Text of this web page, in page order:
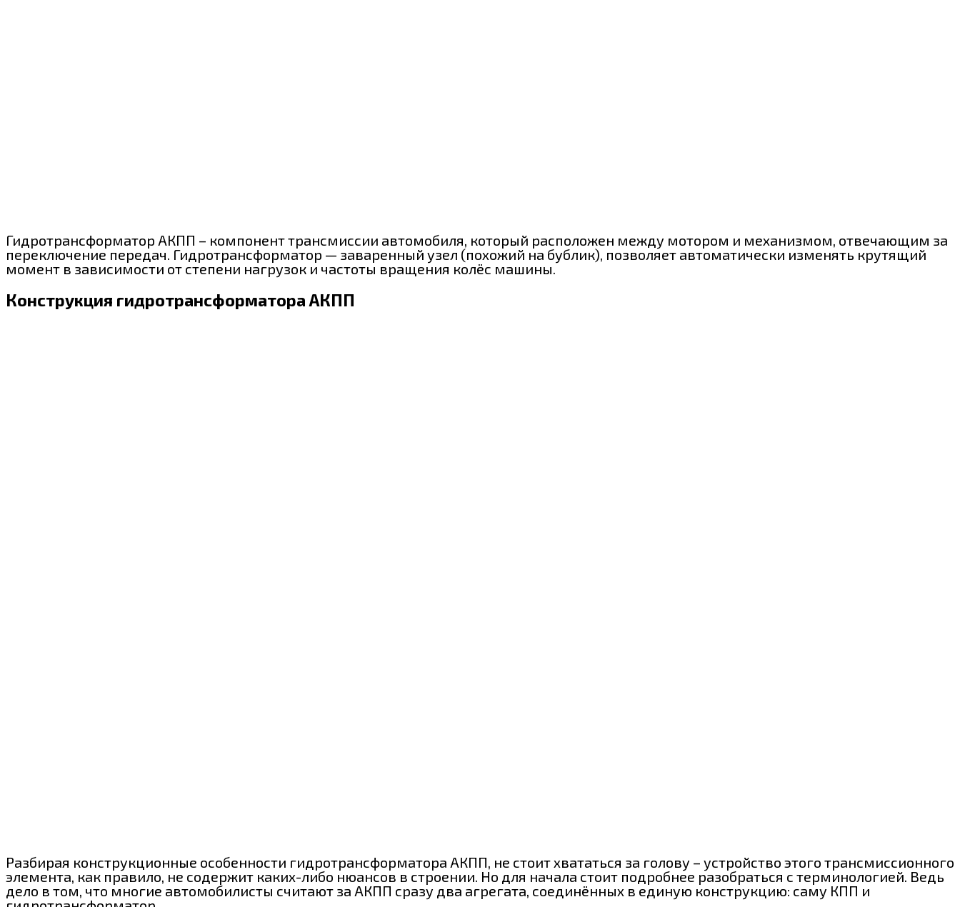
Гидротрансформатор АКПП – компонент трансмиссии автомобиля, который расположен между мотором и механизмом, отвечающим за
переключение передач. Гидротрансформатор — заваренный узел (похожий на бублик), позволяет автоматически изменять крутящий
момент в зависимости от степени нагрузок и частоты вращения колёс машины.
Конструкция гидротрансформатора АКПП
Разбирая конструкционные особенности гидротрансформатора АКПП, не стоит хвататься за голову – устройство этого трансмиссионного
элемента, как правило, не содержит каких-либо нюансов в строении. Но для начала стоит подробнее разобраться с терминологией. Ведь
дело в том, что многие автомобилисты считают за АКПП сразу два агрегата, соединённых в единую конструкцию: саму КПП и